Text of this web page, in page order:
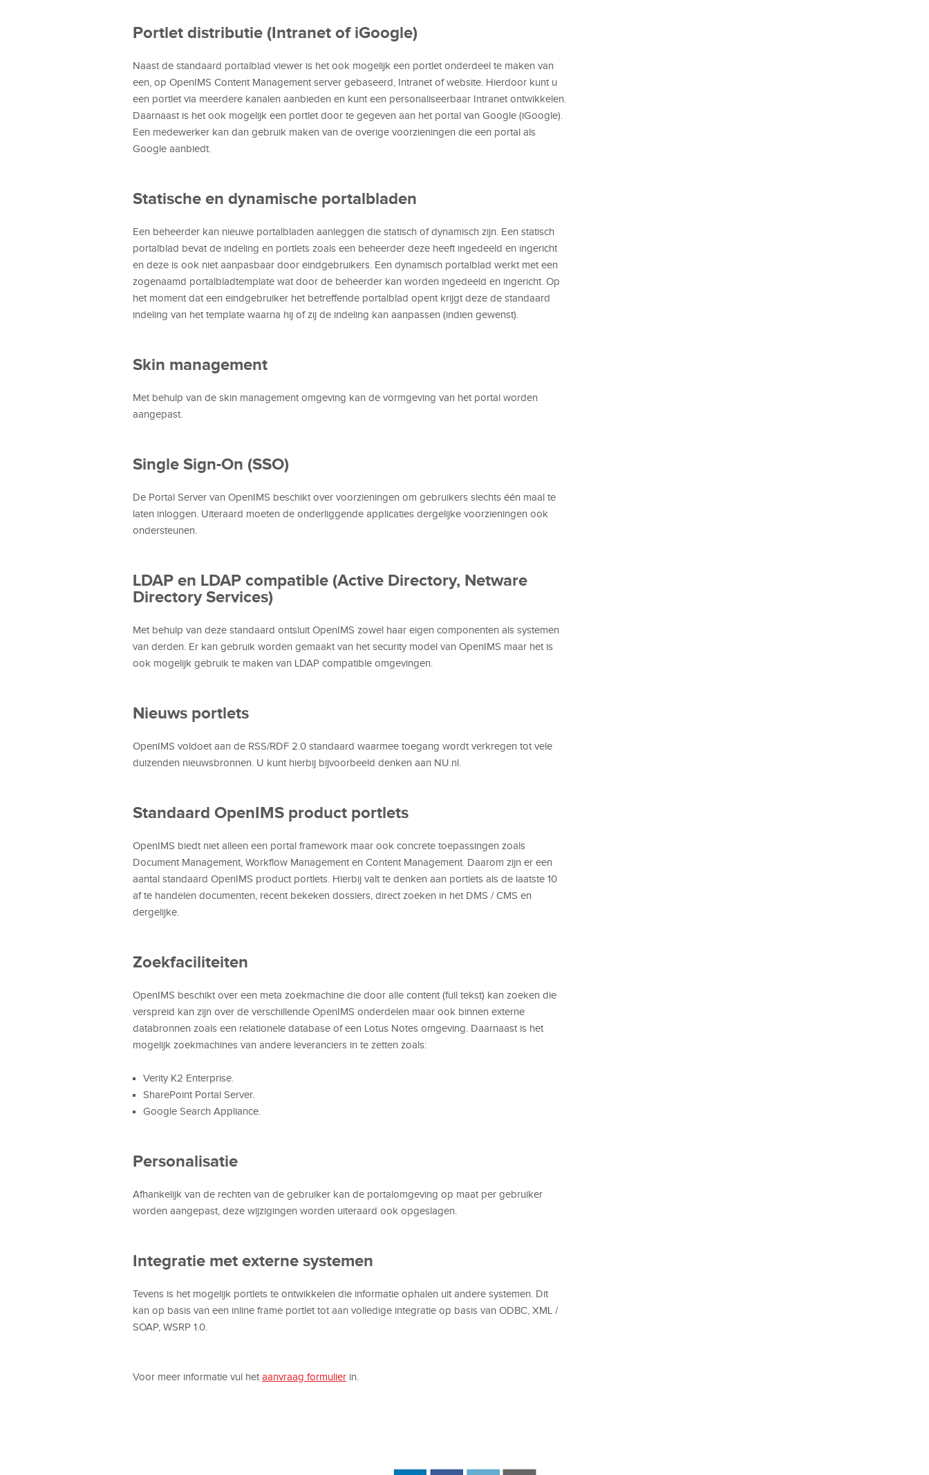
Portlet distributie (Intranet of iGoogle)
Naast de standaard portalblad viewer is het ook mogelijk een portlet onderdeel te maken van
een, op OpenIMS Content Management server gebaseerd, Intranet of website. Hierdoor kunt u
een portlet via meerdere kanalen aanbieden en kunt een personaliseerbaar Intranet ontwikkelen.
Daarnaast is het ook mogelijk een portlet door te gegeven aan het portal van Google (iGoogle).
Een medewerker kan dan gebruik maken van de overige voorzieningen die een portal als
Google aanbiedt.
Statische en dynamische portalbladen
Een beheerder kan nieuwe portalbladen aanleggen die statisch of dynamisch zijn. Een statisch
portalblad bevat de indeling en portlets zoals een beheerder deze heeft ingedeeld en ingericht
en deze is ook niet aanpasbaar door eindgebruikers. Een dynamisch portalblad werkt met een
zogenaamd portalbladtemplate wat door de beheerder kan worden ingedeeld en ingericht. Op
het moment dat een eindgebruiker het betreffende portalblad opent krijgt deze de standaard
indeling van het template waarna hij of zij de indeling kan aanpassen (indien gewenst).
Skin management
Met behulp van de skin management omgeving kan de vormgeving van het portal worden
aangepast.
Single Sign-On (SSO)
De Portal Server van OpenIMS beschikt over voorzieningen om gebruikers slechts één maal te
laten inloggen. Uiteraard moeten de onderliggende applicaties dergelijke voorzieningen ook
ondersteunen.
LDAP en LDAP compatible (Active Directory, Netware
Directory Services)
Met behulp van deze standaard ontsluit OpenIMS zowel haar eigen componenten als systemen
van derden. Er kan gebruik worden gemaakt van het security model van OpenIMS maar het is
ook mogelijk gebruik te maken van LDAP compatible omgevingen.
Nieuws portlets
OpenIMS voldoet aan de RSS/RDF 2.0 standaard waarmee toegang wordt verkregen tot vele
duizenden nieuwsbronnen. U kunt hierbij bijvoorbeeld denken aan NU.nl.
Standaard OpenIMS product portlets
OpenIMS biedt niet alleen een portal framework maar ook concrete toepassingen zoals
Document Management, Workflow Management en Content Management. Daarom zijn er een
aantal standaard OpenIMS product portlets. Hierbij valt te denken aan portlets als de laatste 10
af te handelen documenten, recent bekeken dossiers, direct zoeken in het DMS / CMS en
dergelijke.
Zoekfaciliteiten
OpenIMS beschikt over een meta zoekmachine die door alle content (full tekst) kan zoeken die
verspreid kan zijn over de verschillende OpenIMS onderdelen maar ook binnen externe
databronnen zoals een relationele database of een Lotus Notes omgeving. Daarnaast is het
mogelijk zoekmachines van andere leveranciers in te zetten zoals:
Verity K2 Enterprise.
SharePoint Portal Server.
Google Search Appliance.
Personalisatie
Afhankelijk van de rechten van de gebruiker kan de portalomgeving op maat per gebruiker
worden aangepast, deze wijzigingen worden uiteraard ook opgeslagen.
Integratie met externe systemen
Tevens is het mogelijk portlets te ontwikkelen die informatie ophalen uit andere systemen. Dit
kan op basis van een inline frame portlet tot aan volledige integratie op basis van ODBC, XML /
SOAP, WSRP 1.0.
Voor meer informatie vul het aanvraag formulier in.